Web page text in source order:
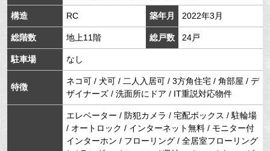
構造 RC 築年月 2022年3月
総階数 地上11階 総戸数 24戸
駐車場 なし
特徴
ネコ可 / 犬可 / 二人入居可 / 3方角住宅 / 角部屋 / デ
ザイナーズ / 洗面所にドア / IT重説対応物件
エレベーター / 防犯カメラ / 宅配ボックス / 駐輪場
/ オートロック / インターネット無料 / モニター付
インターホン / フローリング / 全居室フローリング